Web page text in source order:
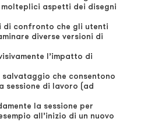
aspetti dei disegni
di confronto che gli utenti
diverse versioni di
l’impatto di
salvataggio che consentono
sessione di lavoro (ad
la sessione per
all’inizio di un nuovo